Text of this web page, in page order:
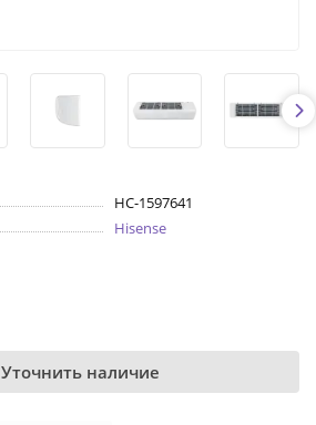
НС-1597641
Hisense
Уточнить наличие